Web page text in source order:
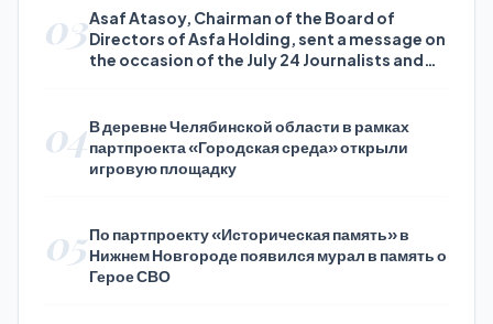
03Asaf Atasoy, Chairman of the Board of
Directors of Asfa Holding, sent a message on
the occasion of the July 24 Journalists and
04В деревне Челябинской области в рамках
партпроекта «Городская среда» открыли
игровую площадку
05По партпроекту «Историческая память» в
Нижнем Новгороде появился мурал в память о
Герое СВО